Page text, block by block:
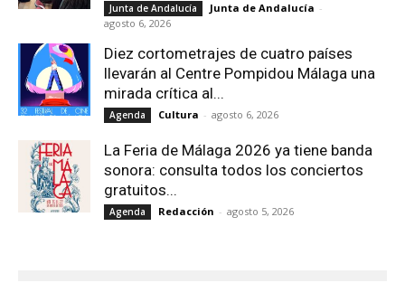
Junta de Andalucía Junta de Andalucía -
agosto 6, 2026
Diez cortometrajes de cuatro países
llevarán al Centre Pompidou Málaga una
mirada crítica al...
Agenda Cultura - agosto 6, 2026
La Feria de Málaga 2026 ya tiene banda
sonora: consulta todos los conciertos
gratuitos...
Agenda Redacción - agosto 5, 2026